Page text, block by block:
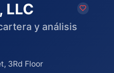
LLC
y análisis
3Rd Floor